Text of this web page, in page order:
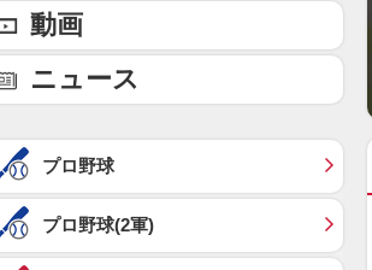
動画
ニュース
プロ野球
プロ野球(2軍)